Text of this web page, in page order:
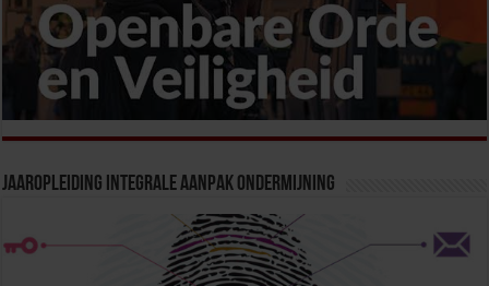
Jaaropleiding Integrale Aanpak Ondermijning